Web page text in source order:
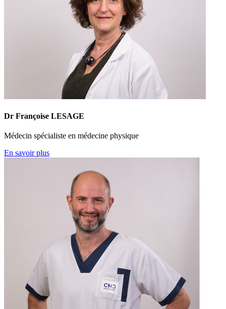
Dr Françoise LESAGE
Médecin spécialiste en médecine physique
En savoir plus